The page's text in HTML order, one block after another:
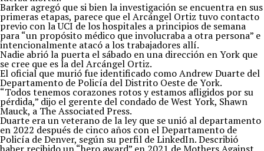
Barker agregó que si bien la investigación se encuentra en sus
primeras etapas, parece que el Arcángel Ortiz tuvo contacto
previo con la UCI de los hospitales a principios de semana
para “un propósito médico que involucraba a otra persona” e
intencionalmente atacó a los trabajadores allí.
Nadie abrió la puerta el sábado en una dirección en York que
se cree que es la del Arcángel Ortiz.
El oficial que murió fue identificado como Andrew Duarte del
Departamento de Policía del Distrito Oeste de York.
“Todos tenemos corazones rotos y estamos afligidos por su
pérdida,” dijo el gerente del condado de West York, Shawn
Mauck, a The Associated Press.
Duarte era un veterano de la ley que se unió al departamento
en 2022 después de cinco años con el Departamento de
Policía de Denver, según su perfil de LinkedIn. Describió